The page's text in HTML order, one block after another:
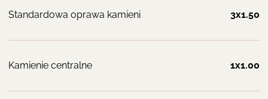
Standardowa oprawa kamieni 3x1.50
Kamienie centralne 1x1.00